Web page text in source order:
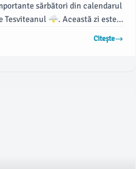
sărbători din calendarul
Tesviteanul 🌩️. Această zi este
Citește